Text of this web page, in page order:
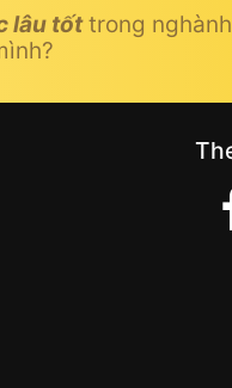
lâu tốttrong